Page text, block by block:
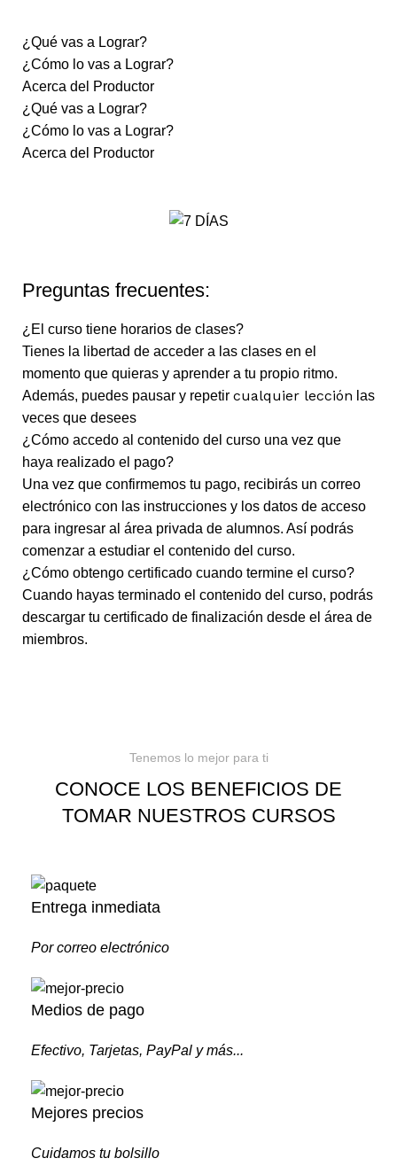
¿Qué vas a Lograr?
¿Cómo lo vas a Lograr?
Acerca del Productor
¿Qué vas a Lograr?
¿Cómo lo vas a Lograr?
Acerca del Productor
Preguntas frecuentes:
¿El curso tiene horarios de clases?
Tienes la libertad de acceder a las clases en el
momento que quieras y aprender a tu propio ritmo.
Además, puedes pausar y repetir cualquier lección las
veces que desees
¿Cómo accedo al contenido del curso una vez que
haya realizado el pago?
Una vez que confirmemos tu pago, recibirás un correo
electrónico con las instrucciones y los datos de acceso
para ingresar al área privada de alumnos. Así podrás
comenzar a estudiar el contenido del curso.
¿Cómo obtengo certificado cuando termine el curso?
Cuando hayas terminado el contenido del curso, podrás
descargar tu certificado de finalización desde el área de
miembros.
Tenemos lo mejor para ti
CONOCE LOS BENEFICIOS DE
TOMAR NUESTROS CURSOS
Entrega inmediata
Por correo electrónico
Medios de pago
Efectivo, Tarjetas, PayPal y más...
Mejores precios
Cuidamos tu bolsillo